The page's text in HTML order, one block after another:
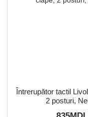
Întrerupător tactil
2 posturi,